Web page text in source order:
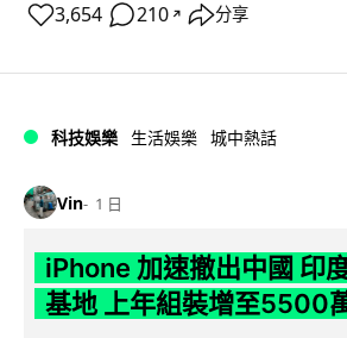
3,654 210 ↗ 分享
科技娛樂 生活娛樂 城中熱話
Vin 1 日
iPhone 加速撤出中國 印
基地 上年組裝增至5500